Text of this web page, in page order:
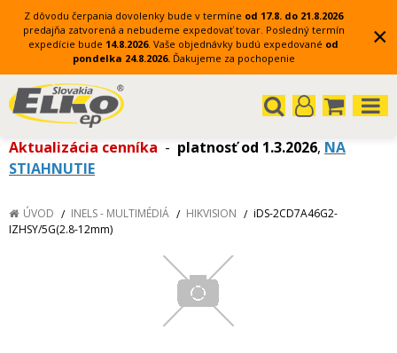
Z dôvodu čerpania dovolenky bude v termíne od 17.8. do 21.8.2026
predajňa zatvorená a nebudeme expedovať tovar. Posledný termín
expedície bude 14.8.2026. Vaše objednávky budú expedované od
pondelka 24.8.2026. Ďakujeme za pochopenie
×
Aktualizácia cenníka - platnosť od 1.3.2026, NA
STIAHNUTIE
ÚVOD INELS - MULTIMÉDIÁ HIKVISION
iDS-2CD7A46G2-
IZHSY/5G(2.8-12mm)